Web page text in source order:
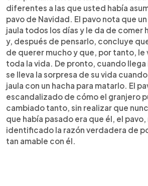
diferentes a las que usted había
pavo de Navidad. El pavo nota que
jaula todos los días y le da de comer
y, después de pensarlo, concluye
de querer mucho y que, por tanto, le
toda la vida. De pronto, cuando llega
se lleva la sorpresa de su vida
jaula con un hacha para matarlo. El
escandalizado de cómo el granjero
cambiado tanto, sin realizar que
que había pasado era que él, el pavo,
identificado la razón verdadera de
tan amable con él.